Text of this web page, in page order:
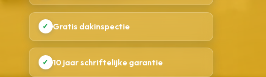
✓ Gratis dakinspectie
✓ 10 jaar schriftelijke garantie